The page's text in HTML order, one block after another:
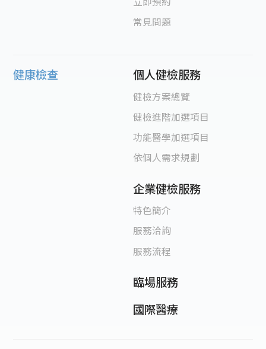
常見問題
健康檢查 個人健檢服務
健檢方案總覽
健檢進階加選項目
功能醫學加選項目
依個人需求規劃
企業健檢服務
特色簡介
服務洽詢
服務流程
臨場服務
國際醫療